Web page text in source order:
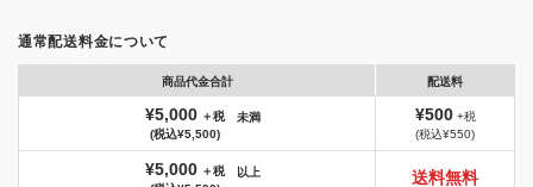
通常配送料金について
商品代金合計 配送料
¥5,000 ＋税
(税込¥5,500)
未満 ¥500+税
(税込¥550)
¥5,000 ＋税
以上 送料無料